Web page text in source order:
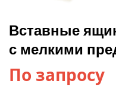
Вставные
с мелкими
По запросу